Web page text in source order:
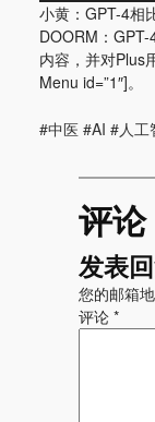
小黄：GPT-4相
DOORM：
内容，并对Plus
Menu id=”1″]。
#中医 #AI #人
评论
发表
您的邮箱
评论 *